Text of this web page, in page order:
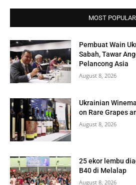
MOST POPULAR
Pembuat Wain
Sabah, Tawar
Pelancong Asia
August 8, 2026
Ukrainian
on Rare Grapes
August 8, 2026
25 ekor lembu
B40 di Melalap
August 8, 2026